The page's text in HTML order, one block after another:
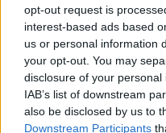
opt-out request is
interest-based ads based
us or personal information
your opt-out. You may
disclosure of your
IAB’s list of downstream
also be disclosed by us to
Downstream Participants
ÚLTIMES NOTÍCIES